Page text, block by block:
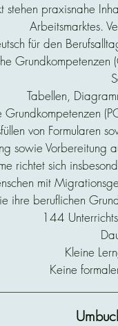
stehen praxisnahe
Arbeitsmarktes.
für den
Grundkompetenzen
Tabellen,
Grundkompetenzen
von Formularen
sowie
richtet sich
mit
ihre beruflichen
144
Kleine
Keine